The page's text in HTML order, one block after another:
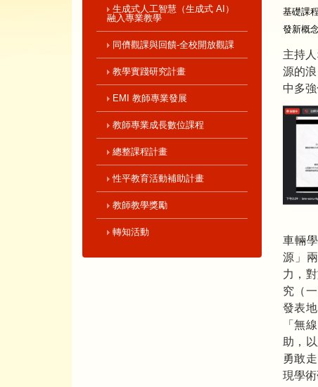
生成式人工智慧（生成式 AI）
融入專業教學
同儕觀課與回饋-全校開放觀課
教學實踐研究計畫
EMI 教師專業發展
教師專業成長數位課程
總整課程計畫
性平教育活動補助計畫
教師教學獎勵
轉知活動
基礎課
發新概
主持
源的
中多
車輛
源」
力，
究（
發表
「無
助，
勇敢
現學